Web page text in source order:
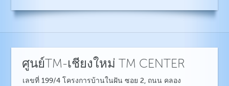
ศูนย์TM-เชียงใหม่ TM CENTER
เลขที่ 199/4 โครงการบ้านในฝัน ซอย 2, ถนน คลอง